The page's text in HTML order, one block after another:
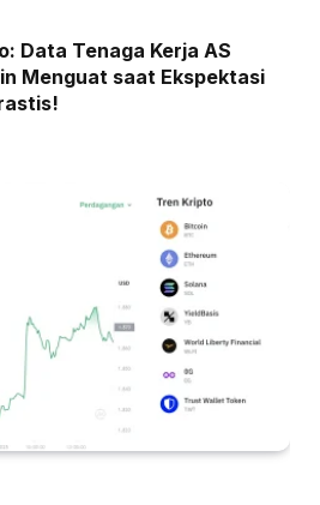
Data Tenaga Kerja AS
Menguat saat Ekspektasi